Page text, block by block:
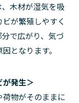
木材が湿気を吸
が繁殖しやすく
で広がり、気づ
となります。
発生＞
物がそのままに